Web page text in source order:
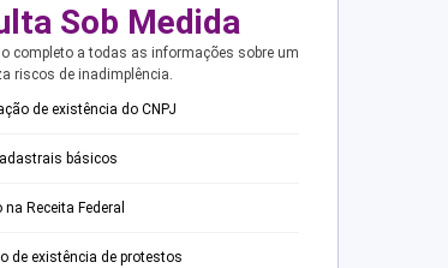
Sob Medida
completo a todas as informações sobre um
riscos de inadimplência.
de existência do CNPJ
básicos
Receita Federal
de existência de protestos